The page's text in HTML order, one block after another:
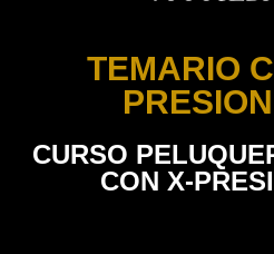
TEMARIO
CURSO
CON X-